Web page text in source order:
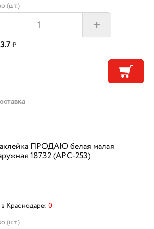
(шт.)
+
₽
ПРОДАЮ белая малая
18732 (APC-253)
Краснодаре: 0
(шт.)